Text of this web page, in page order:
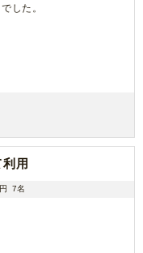
した。
用
7名